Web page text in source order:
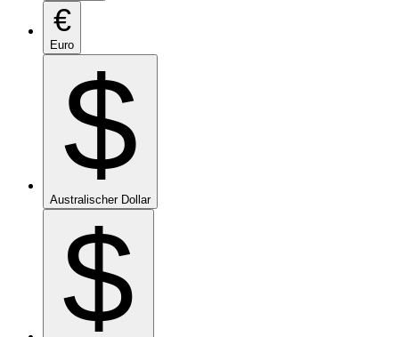
€
Euro
$
Australischer Dollar
$